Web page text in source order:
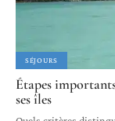
SÉJOURS
Étapes
ses îles